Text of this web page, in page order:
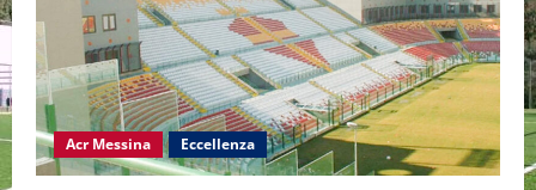
Acr Messina Eccellenza